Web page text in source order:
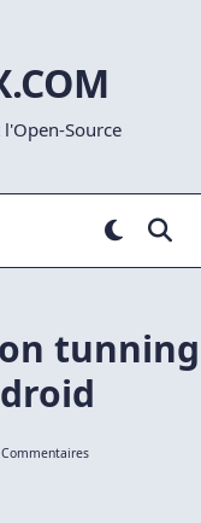
Source
tunning
Sur